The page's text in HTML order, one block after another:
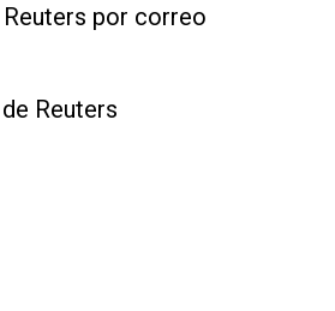
por correo
Reuters